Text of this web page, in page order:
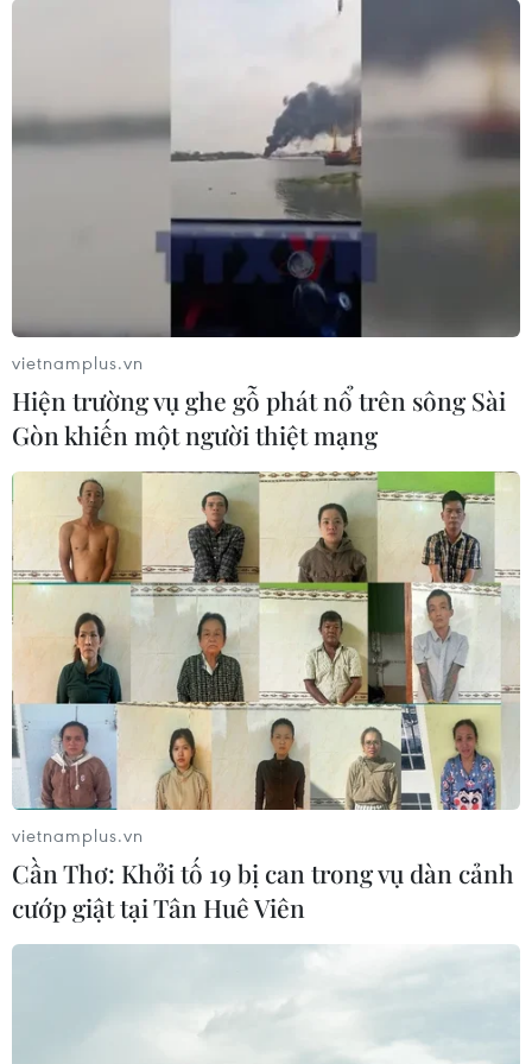
TIN CÙNG CHUYÊN MỤC
Tổng thống Iran nhấn mạnh Tehran
sẽ không bị ép buộc phải đầu hàng
08/08/2026 11:51
Mỹ có đang chuẩn bị một
vietnamplus.vn
Hiện trường vụ ghe gỗ phát nổ trên sông Sài
Gòn khiến một người thiệt mạng
vietnamplus.vn
Cần Thơ: Khởi tố 19 bị can trong vụ dàn cảnh
cướp giật tại Tân Huê Viên